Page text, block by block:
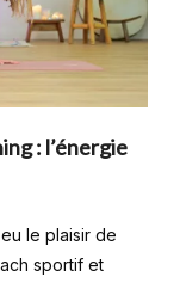
: l’énergie
le plaisir de
sportif et